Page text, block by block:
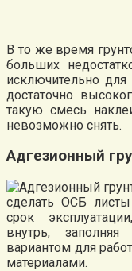
В то же время
больших
исключительно
достаточно
такую смесь
невозможно снять.
Адгезионный
сделать ОСБ
срок
внутрь,
вариантом для
материалами.